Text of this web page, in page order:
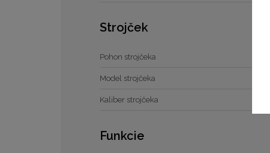
Strojček
Pohon strojčeka
Model strojčeka
Kaliber strojčeka
Funkcie